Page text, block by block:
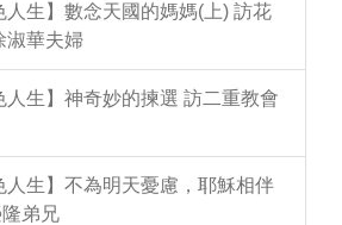
人生】數念天國的媽媽(上) 訪花
淑華夫婦
生】神奇妙的揀選 訪二重教會
人生】不為明天憂慮，耶穌相伴
弟兄